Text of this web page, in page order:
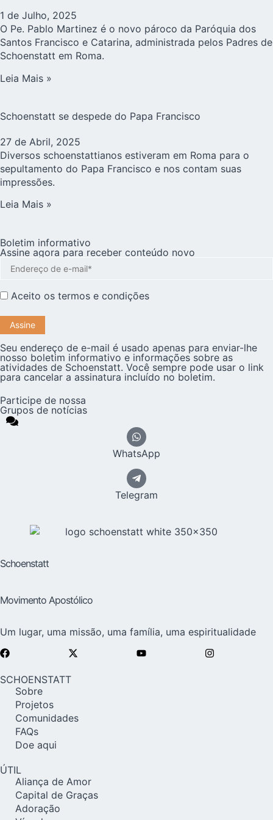
1 de Julho, 2025
O Pe. Pablo Martinez é o novo pároco da Paróquia dos
Santos Francisco e Catarina, administrada pelos Padres de
Schoenstatt em Roma.
Leia Mais »
Schoenstatt se despede do Papa Francisco
27 de Abril, 2025
Diversos schoenstattianos estiveram em Roma para o
sepultamento do Papa Francisco e nos contam suas
impressões.
Leia Mais »
Boletim informativo
Assine agora para receber conteúdo novo
Aceito os termos e condições
Seu endereço de e-mail é usado apenas para enviar-lhe
nosso boletim informativo e informações sobre as
atividades de Schoenstatt. Você sempre pode usar o link
para cancelar a assinatura incluído no boletim.
Participe de nossa
Grupos de notícias
WhatsApp
Telegram
Schoenstatt
Movimento Apostólico
Um lugar, uma missão, uma família, uma espiritualidade
SCHOENSTATT
Sobre
Projetos
Comunidades
FAQs
Doe aqui
ÚTIL
Aliança de Amor
Capital de Graças
Adoração